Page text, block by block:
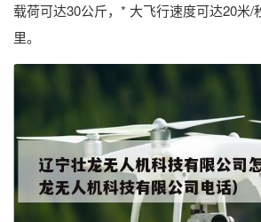
载荷可达30公斤，* 大飞行速度可达20米/
里。